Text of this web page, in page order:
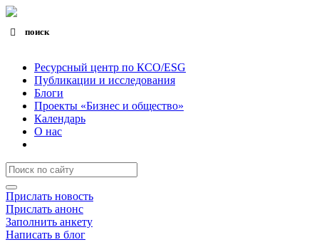
поиск
Ресурсный центр по КСО/ESG
Публикации и исследования
Блоги
Проекты «Бизнес и общество»
Календарь
О нас
Прислать новость
Прислать анонс
Заполнить анкету
Написать в блог